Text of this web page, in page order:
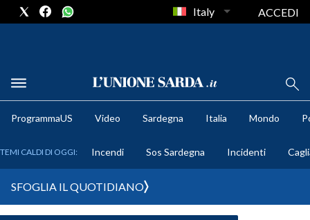
METEO
Italy ACCEDI
ProgrammaUS Video Sardegna Italia Mondo
TEMI CALDI DI OGGI: Incendi Sos Sardegna Incidenti
SFOGLIA IL QUOTIDIANO